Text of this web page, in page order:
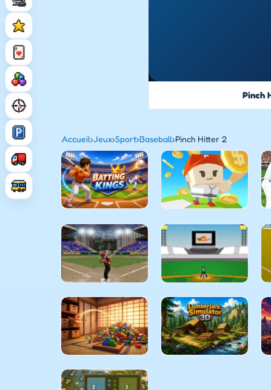
Pinch
Accueil›Jeux›Sport›Baseball›Pinch Hitter 2